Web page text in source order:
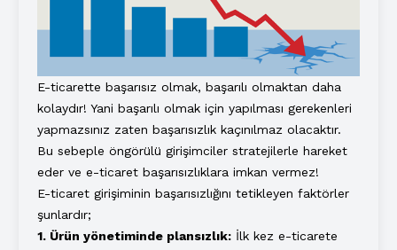
E-ticarette başarısız olmak, başarılı olmaktan daha
kolaydır! Yani başarılı olmak için yapılması gerekenleri
yapmazsınız zaten başarısızlık kaçınılmaz olacaktır.
Bu sebeple öngörülü girişimciler stratejilerle hareket
eder ve e-ticaret başarısızlıklara imkan vermez!
E-ticaret girişiminin başarısızlığını tetikleyen faktörler
şunlardır;
1. Ürün yönetiminde plansızlık: İlk kez e-ticarete